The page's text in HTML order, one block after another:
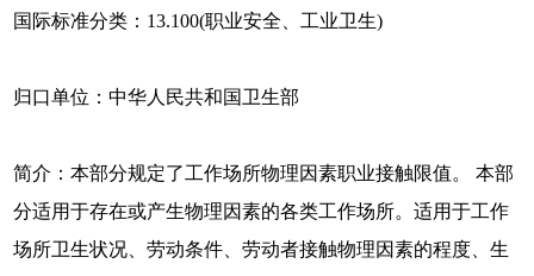
国际标准分类：13.100(职业安全、工业卫生)
归口单位：中华人民共和国卫生部
简介：本部分规定了工作场所物理因素职业接触限值。 本部
分适用于存在或产生物理因素的各类工作场所。适用于工作
场所卫生状况、劳动条件、劳动者接触物理因素的程度、生